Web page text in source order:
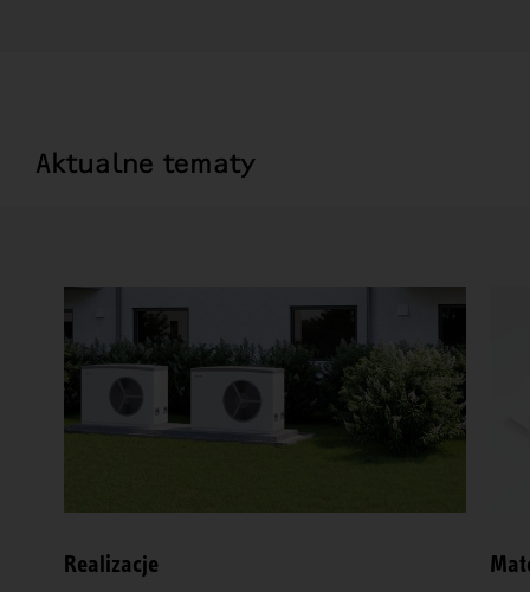
Aktualne tematy
Realizacje